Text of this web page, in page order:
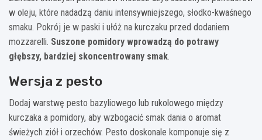
w oleju, które nadadzą daniu intensywniejszego, słodko-kwaśnego
smaku. Pokrój je w paski i ułóż na kurczaku przed dodaniem
mozzarelli. Suszone pomidory wprowadzą do potrawy
głębszy, bardziej skoncentrowany smak.
Wersja z pesto
Dodaj warstwę pesto bazyliowego lub rukolowego między
kurczaka a pomidory, aby wzbogacić smak dania o aromat
świeżych ziół i orzechów. Pesto doskonale komponuje się z